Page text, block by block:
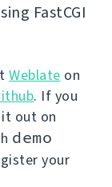
FastCGI
Weblate on
. If you
out on
demo
your